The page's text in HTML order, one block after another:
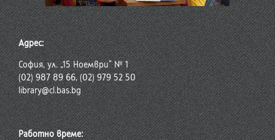
Адрес:
София, ул. „15 Ноември“ № 1
(02) 987 89 66, (02) 979 52 50
library@cl.bas.bg
Работно време: